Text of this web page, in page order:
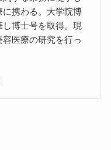
携わる。大学院博
博士号を取得。現
医療の研究を行っ